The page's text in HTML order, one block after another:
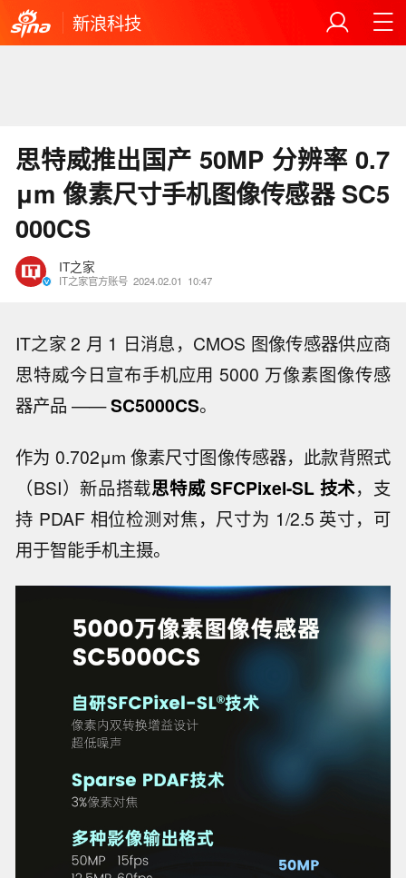
新浪科技
思特威推出国产 50MP 分辨率 0.7
μm 像素尺寸手机图像传感器 SC5
000CS
IT之家
IT之家官方账号 2024.02.01 10:47
IT之家 2 月 1 日消息，CMOS 图像传感器供应商
思特威今日宣布手机应用 5000 万像素图像传感
器产品 ——SC5000CS。
作为 0.702μm 像素尺寸图像传感器，此款背照式
（BSI）新品搭载思特威 SFCPixel-SL 技术，支
持 PDAF 相位检测对焦，尺寸为 1/2.5 英寸，可
用于智能手机主摄。